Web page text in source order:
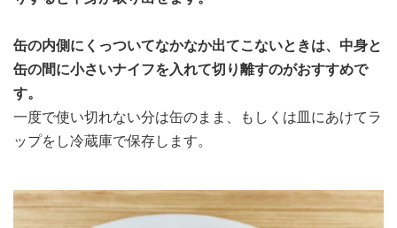
缶の内側にくっついてなかなか出てこないときは、中身と
缶の間に小さいナイフを入れて切り離すのがおすすめで
す。
一度で使い切れない分は缶のまま、もしくは皿にあけてラ
ップをし冷蔵庫で保存します。